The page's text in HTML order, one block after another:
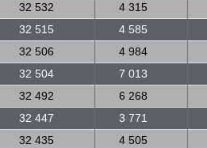
32 532 4 315
32 515 4 585
32 506 4 984
32 504 7 013
32 492 6 268
32 447 3 771
32 435 4 505